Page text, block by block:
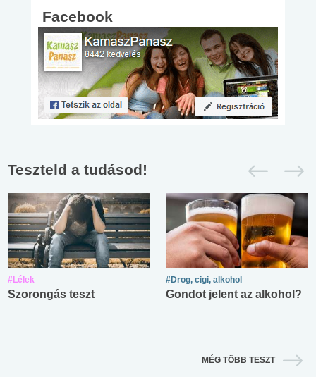
Facebook
Teszteld a tudásod!
#Lélek
Szorongás teszt
#Drog, cigi, alkohol
Gondot jelent az alkohol?
MÉG TÖBB TESZT